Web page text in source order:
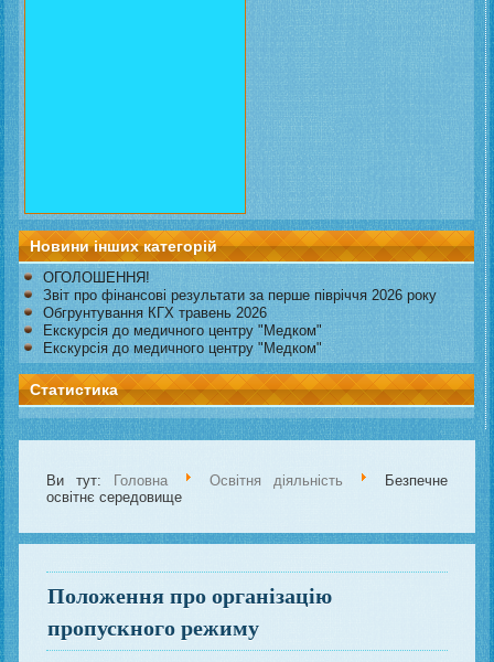
Новини інших категорій
ОГОЛОШЕННЯ!
Звіт про фінансові результати за перше півріччя 2026 року
Обгрунтування КГХ травень 2026
Екскурсія до медичного центру "Медком"
Екскурсія до медичного центру "Медком"
Статистика
Ви тут: Головна Освітня діяльність
Безпечне
освітнє середовище
Положення про організацію
пропускного режиму